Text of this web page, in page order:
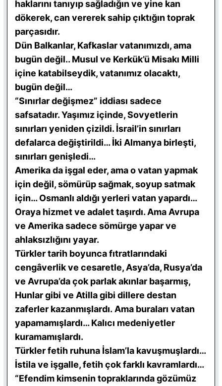
haklarını tanıyıp sağladığın ve yine kan
dökerek, can vererek sahip çıktığın toprak
parçasıdır.
Dün Balkanlar, Kafkaslar vatanımızdı, ama
bugün değil.. Musul ve Kerkük’ü Misakı Milli
içine katabilseydik, vatanımız olacaktı,
bugün değil…
“Sınırlar değişmez” iddiası sadece
safsatadır. Yaşımız içinde, Sovyetlerin
sınırları yeniden çizildi. İsrail’in sınırları
defalarca değiştirildi… İki Almanya birleşti,
sınırları genişledi…
Amerika da işgal eder, ama o vatan yapmak
için değil, sömürüp sağmak, soyup satmak
için… Osmanlı aldığı yerleri vatan yapardı…
Oraya hizmet ve adalet taşırdı. Ama Avrupa
ve Amerika sadece sömürge yapar ve
ahlaksızlığını yayar.
Türkler tarih boyunca fıtratlarındaki
cengâverlik ve cesaretle, Asya’da, Rusya’da
ve Avrupa’da çok parlak akınlar başarmış,
Hunlar gibi ve Atilla gibi dillere destan
zaferler kazanmışlardı. Ama buraları vatan
yapamamışlardı… Kalıcı medeniyetler
kuramamışlardı.
Türkler fetih ruhuna İslam’la kavuşmuşlardı…
İstila ve işgalle, fetih çok farklı kavramlardı…
“Efendim kimsenin topraklarında gözümüz